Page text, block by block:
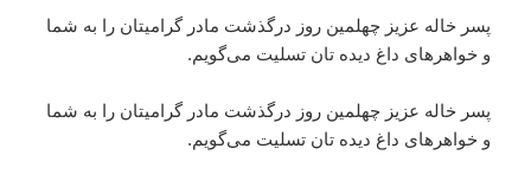
پسر خاله عزیز چهلمین روز درگذشت مادر گرامیتان را به شما
و خواهر‌های داغ دیده تان تسلیت می‌گویم.
پسر خاله عزیز چهلمین روز درگذشت مادر گرامیتان را به شما
و خواهر‌های داغ دیده تان تسلیت می‌گویم.